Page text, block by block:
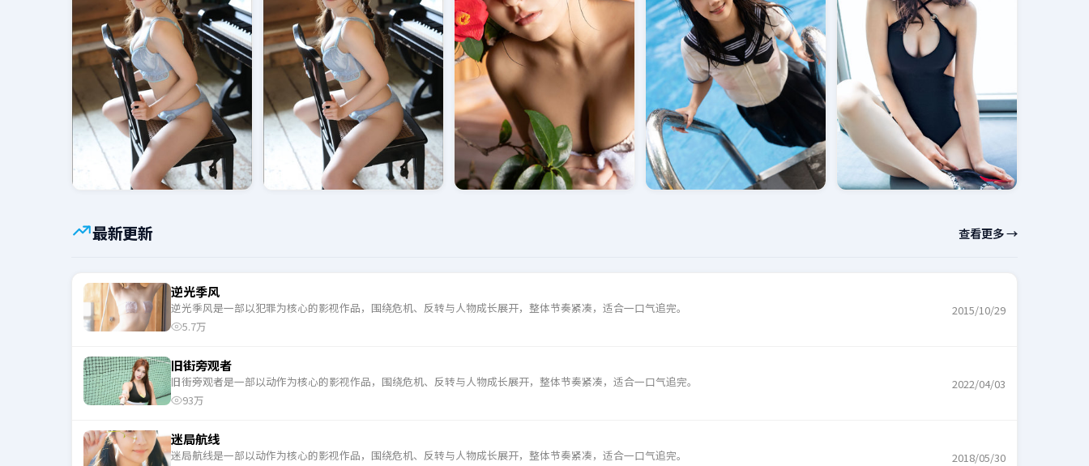
最新更新 查看更多 →
逆光季风
逆光季风是一部以犯罪为核心的影视作品，围绕危机、反转与人物成长展开，整体节奏紧凑，适合一口气追完。
5.7万
2015/10/29
旧街旁观者
旧街旁观者是一部以动作为核心的影视作品，围绕危机、反转与人物成长展开，整体节奏紧凑，适合一口气追完。
93万
2022/04/03
迷局航线
迷局航线是一部以动作为核心的影视作品，围绕危机、反转与人物成长展开，整体节奏紧凑，适合一口气追完。 2018/05/30